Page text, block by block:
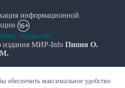
обеспечить максимальное удобство
информационной
"Одиссей"
издания МИР-Info Пипия О.
М.